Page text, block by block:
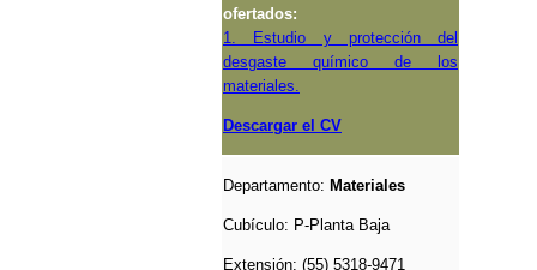
ofertados:
1. Estudio y protección del
desgaste químico de los
materiales.
Descargar el CV
Departamento: Materiales
Cubículo: P-Planta Baja
Extensión: (55) 5318-9471